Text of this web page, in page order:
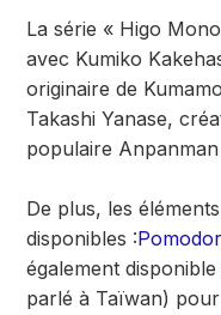
La série « Higo
avec Kumiko
originaire de
Takashi Yanase,
populaire
De plus, les
disponibles :
également
parlé à Taïwan)